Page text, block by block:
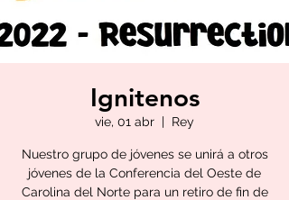
Ignitenos
vie, 01 abr
  |
Rey
Nuestro grupo de jóvenes se unirá a otros
jóvenes de la Conferencia del Oeste de
Carolina del Norte para un retiro de fin de